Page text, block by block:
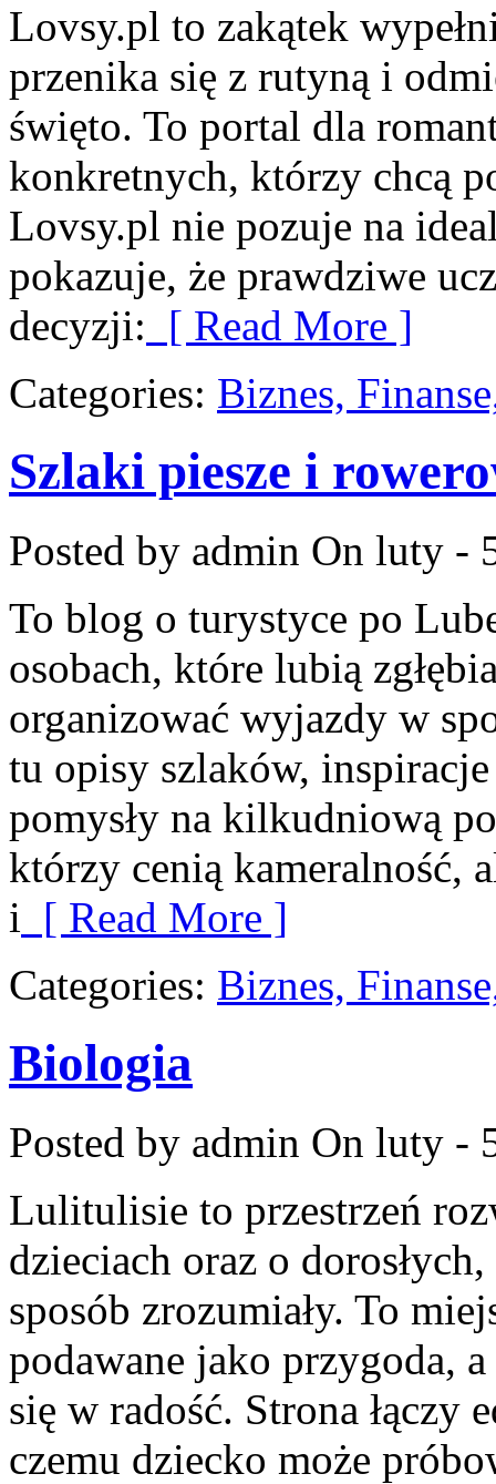
Lovsy.pl to zakątek
przenika się z rutyną i
święto. To portal dla
konkretnych, którzy chcą
Lovsy.pl nie pozuje na
pokazuje, że prawdziwe
decyzji: [ Read More ]
Categories: Biznes,
Szlaki piesze i
Posted by admin On luty -
To blog o turystyce po
osobach, które lubią
organizować wyjazdy w
tu opisy szlaków,
pomysły na kilkudniową
którzy cenią kameralność,
i [ Read More ]
Categories: Biznes,
Biologia
Posted by admin On luty -
Lulitulisie to przestrzeń
dzieciach oraz o
sposób zrozumiały. To
podawane jako przygoda,
się w radość. Strona łączy
czemu dziecko może